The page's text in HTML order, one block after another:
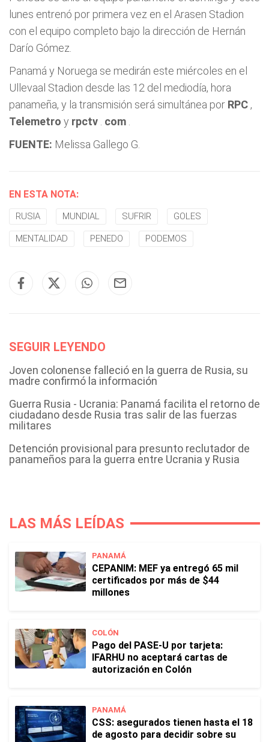
lunes entrenó por primera vez en el Arasen Stadion
con el equipo completo bajo la dirección de Hernán
Darío Gómez.
Panamá y Noruega se medirán este miércoles en el
Ullevaal Stadion desde las 12 del mediodía, hora
panameña, y la transmisión será simultánea por RPC ,
Telemetro y rpctv com
FUENTE: Melissa Gallego G.
EN ESTA NOTA:
RUSIA MUNDIAL SUFRIR GOLES
MENTALIDAD PENEDO PODEMOS
SEGUIR LEYENDO
Joven colonense falleció en la guerra de Rusia, su
madre confirmó la información
Guerra Rusia - Ucrania: Panamá facilita el retorno de
ciudadano desde Rusia tras salir de las fuerzas
militares
Detención provisional para presunto reclutador de
panameños para la guerra entre Ucrania y Rusia
LAS MÁS LEÍDAS
PANAMÁ
CEPANIM: MEF ya entregó 65 mil
certificados por más de $44
millones
COLÓN
Pago del PASE-U por tarjeta:
IFARHU no aceptará cartas de
autorización en Colón
PANAMÁ
CSS: asegurados tienen hasta el 18
de agosto para decidir sobre su